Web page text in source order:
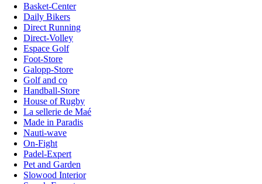
Basket-Center
Daily Bikers
Direct Running
Direct-Volley
Espace Golf
Foot-Store
Galopp-Store
Golf and co
Handball-Store
House of Rugby
La sellerie de Maé
Made in Paradis
Nauti-wave
On-Fight
Padel-Expert
Pet and Garden
Slowood Interior